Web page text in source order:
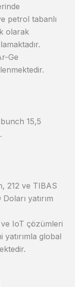
petrol tabanlı
olarak
Ge
15,5
212 ve TIBAS
yatırım
IoT çözümleri
yatırımla global